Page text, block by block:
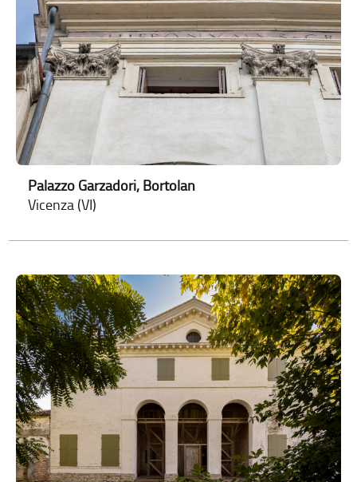
Palazzo Garzadori, Bortolan
Vicenza (VI)